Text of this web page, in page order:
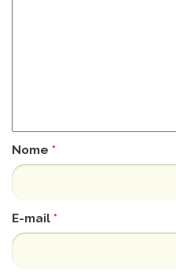
Nome *
E-mail *